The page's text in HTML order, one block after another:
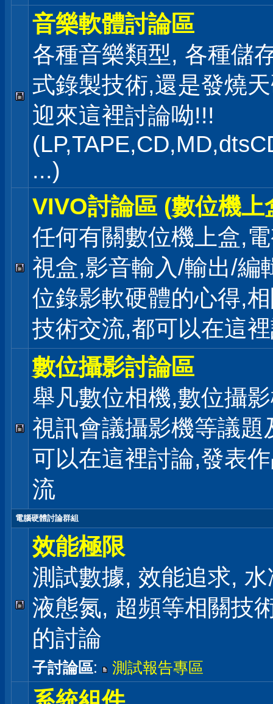
音樂軟體討論區
各種音樂類型, 各種儲
式錄製技術,還是發燒
迎來這裡討論呦!!!
...)
VIVO討論區 (數位機上
任何有關數位機上盒,
視盒,影音輸入/輸出/編
位錄影軟硬體的心得,
技術交流,都可以在這
數位攝影討論區
舉凡數位相機,數位攝
視訊會議攝影機等議題
可以在這裡討論,發表
流
電腦硬體討論群組
效能極限
測試數據, 效能追求,
液態氮, 超頻等相關技
的討論
子討論區: 測試報告專區